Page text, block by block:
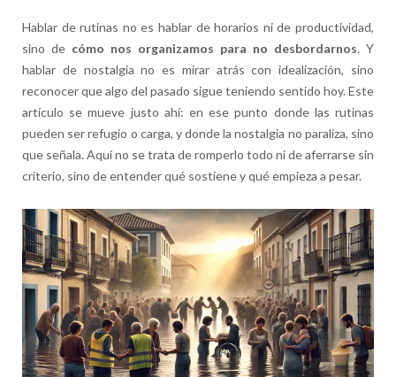
Hablar de rutinas no es hablar de horarios ni de productividad,
sino de cómo nos organizamos para no desbordarnos. Y
hablar de nostalgia no es mirar atrás con idealización, sino
reconocer que algo del pasado sigue teniendo sentido hoy. Este
artículo se mueve justo ahí: en ese punto donde las rutinas
pueden ser refugio o carga, y donde la nostalgia no paraliza, sino
que señala. Aquí no se trata de romperlo todo ni de aferrarse sin
criterio, sino de entender qué sostiene y qué empieza a pesar.